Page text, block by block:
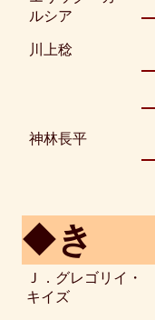
ルシア
川上稔
神林長平
◆き
Ｊ．グレゴリイ・
キイズ